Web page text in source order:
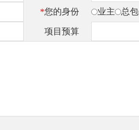
*您的身份 业主 总包
项目预算